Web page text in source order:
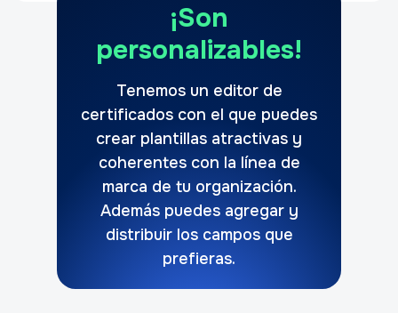
¡Son
personalizables!
Tenemos un editor de
certificados con el que puedes
crear plantillas atractivas y
coherentes con la línea de
marca de tu organización.
Además puedes agregar y
distribuir los campos que
prefieras.